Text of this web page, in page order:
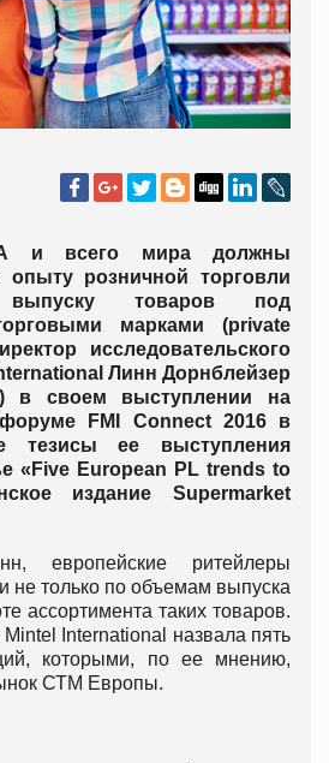
и всего мира должны
опыту розничной торговли
товаров под
марками (private
исследовательского
Линн Дорнблейзер
в своем выступлении на
FMI Connect 2016 в
тезисы ее выступления
«Five European PL trends to
издание Supermarket
европейские ритейлеры
не только по объемам выпуска
ассортимента таких товаров.
International назвала пять
которыми, по ее мнению,
СТМ Европы.